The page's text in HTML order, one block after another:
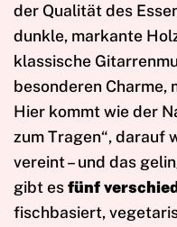
der Qualität des
dunkle, markante
klassische
besonderen Charme,
Hier kommt wie der
zum Tragen“, darauf
vereint – und das
gibt esfünf
fischbasiert,